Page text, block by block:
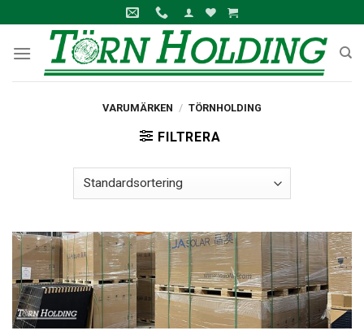
to
content
VARUMÄRKEN / TÖRNHOLDING
FILTRERA